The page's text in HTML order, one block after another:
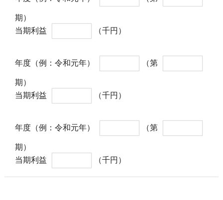
期）
当期利益
（千円）
年度（例：令和元年）
（第
期）
当期利益
（千円）
年度（例：令和元年）
（第
期）
当期利益
（千円）